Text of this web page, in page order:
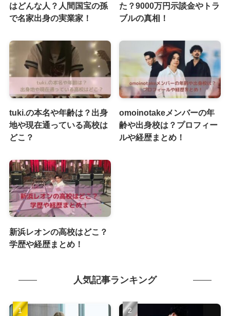
はどんな人？人間国宝の孫
で名家出身の実業家！
た？9000万円示談金やトラ
ブルの真相！
tuki.の本名や年齢は？出身
地や現在通っている高校は
どこ？
omoinotakeメンバーの年
齢や出身校は？プロフィー
ルや経歴まとめ！
新浜レオンの高校はどこ？
学歴や経歴まとめ！
人気記事ランキング